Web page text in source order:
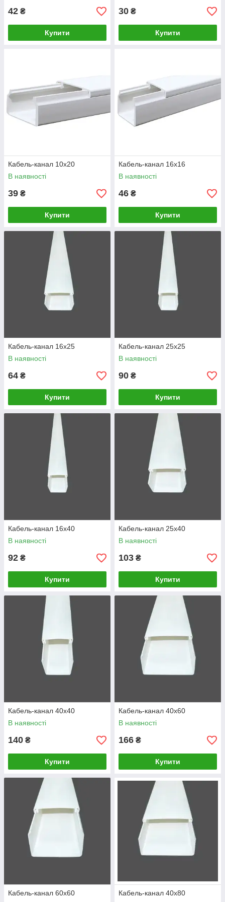
42 ₴
Купити
30 ₴
Купити
Кабель-канал 10х20
В наявності
39 ₴
Купити
Кабель-канал 16х16
В наявності
46 ₴
Купити
Кабель-канал 16х25
В наявності
64 ₴
Купити
Кабель-канал 25х25
В наявності
90 ₴
Купити
Кабель-канал 16х40
В наявності
92 ₴
Купити
Кабель-канал 25х40
В наявності
103 ₴
Купити
Кабель-канал 40х40
В наявності
140 ₴
Купити
Кабель-канал 40х60
В наявності
166 ₴
Купити
Кабель-канал 60х60
Кабель-канал 40х80